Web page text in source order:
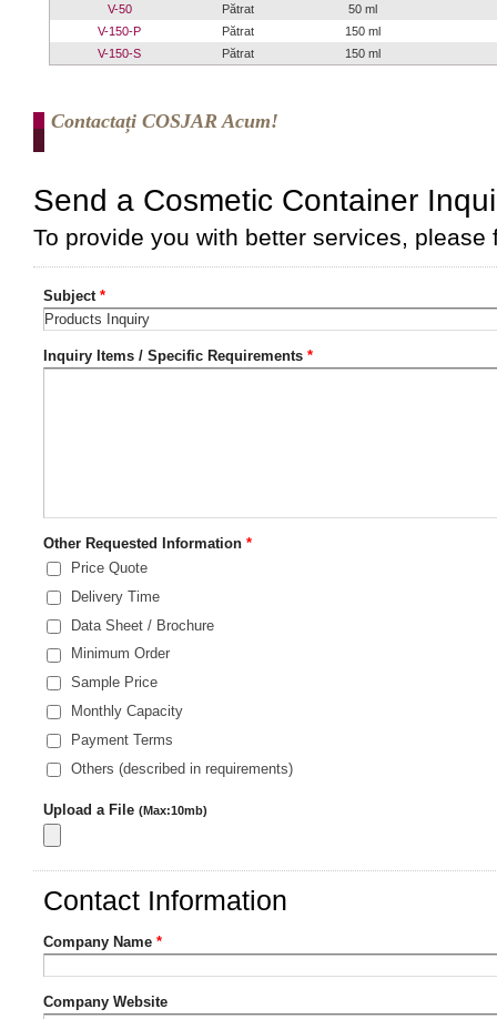
V-50
Pătrat
50 ml
V-150-P
Pătrat
150 ml
V-150-S
Pătrat 150 ml
Contactați COSJAR Acum!